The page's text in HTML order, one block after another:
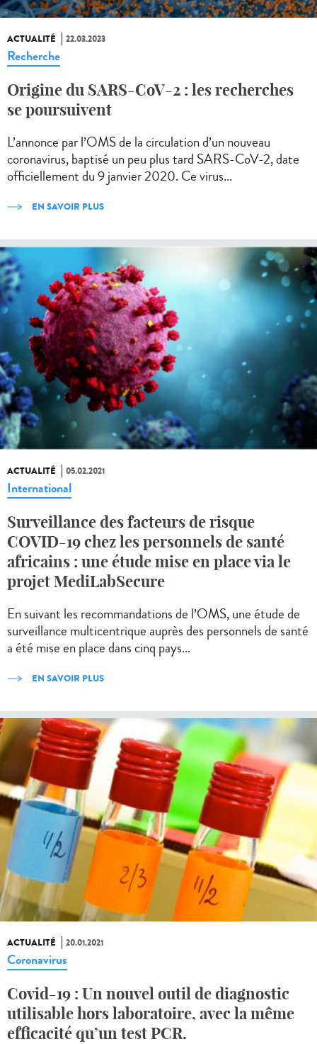
ACTUALITÉ 22.03.2023
Recherche
Origine du SARS-CoV-2 : les recherches
se poursuivent
L’annonce par l’OMS de la circulation d’un nouveau
coronavirus, baptisé un peu plus tard SARS-CoV-2, date
officiellement du 9 janvier 2020. Ce virus...
EN SAVOIR PLUS
ACTUALITÉ 05.02.2021
International
Surveillance des facteurs de risque
COVID-19 chez les personnels de santé
africains : une étude mise en place via le
projet MediLabSecure
En suivant les recommandations de l’OMS, une étude de
surveillance multicentrique auprès des personnels de santé
a été mise en place dans cinq pays...
EN SAVOIR PLUS
ACTUALITÉ 20.01.2021
Coronavirus
Covid-19 : Un nouvel outil de diagnostic
utilisable hors laboratoire, avec la même
efficacité qu’un test PCR.